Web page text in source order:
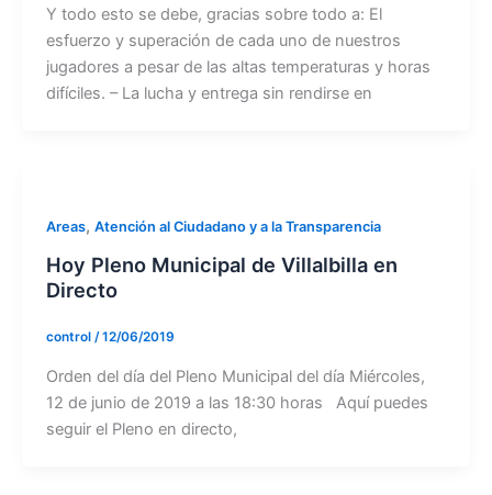
Y todo esto se debe, gracias sobre todo a: El
esfuerzo y superación de cada uno de nuestros
jugadores a pesar de las altas temperaturas y horas
difíciles. – La lucha y entrega sin rendirse en
Areas, Atención al Ciudadano y a la Transparencia
Hoy Pleno Municipal de Villalbilla en
Directo
control /12/06/2019
Orden del día del Pleno Municipal del día Miércoles,
12 de junio de 2019 a las 18:30 horas Aquí puedes
seguir el Pleno en directo,